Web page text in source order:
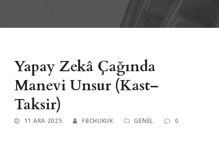
Yapay Zekâ Çağında
Manevi Unsur (Kast–
Taksir)
11 ARA 2025 FBCHUKUK GENEL 0